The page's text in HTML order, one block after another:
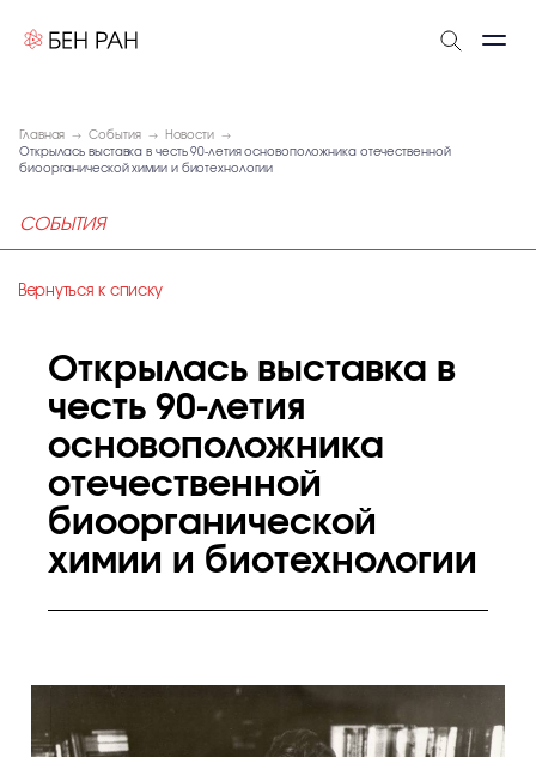
Главная События
Новости
Открылась выставка в честь 90-летия основоположника отечественной
биоорганической химии и биотехнологии
СОБЫТИЯ
Вернуться к списку
Открылась выставка в
честь 90-летия
основоположника
отечественной
биоорганической
химии и биотехнологии